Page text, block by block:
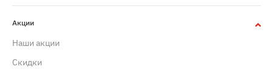
Акции
Наши акции
Скидки